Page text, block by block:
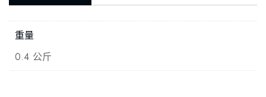
重量
0.4 公斤